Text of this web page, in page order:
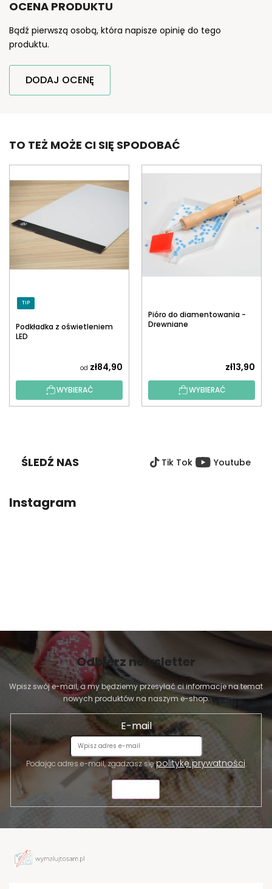
OCENA PRODUKTU
Bądź pierwszą osobą, która napisze opinię do tego
produktu.
DODAJ OCENĘ
TO TEŻ MOŻE CI SIĘ SPODOBAĆ
TIP
Podkładka z oświetleniem
LED
od zł84,90
WYBIERAĆ
Pióro do diamentowania -
Drewniane
zł13,90
WYBIERAĆ
ŚLEDŹ NAS Tik Tok Youtube
Instagram
Odbierz newsletter
Wpisz swój e-mail, a my będziemy przesyłać ci informacje na temat
nowych produktów na naszym e-shop.
E-mail
Podając adres e-mail, zgadzasz siępolitykę prywatności.